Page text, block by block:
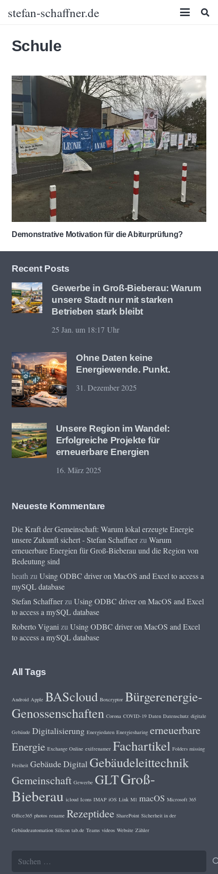
stefan-schaffner.de
Schule
Demonstrative Motivation für die Abiturprüfung?
Recent Posts
Gewerbe in Groß-Bieberau: Warum
unsere Stadt nur mit starken
Betrieben stark bleibt
25 Jan. um 18:17 Uhr
Ohne Daten keine
Energiewende. Punkt.
31. Dezember 2025
Unsere Region im Wandel:
Erfolgreiche Projekte für
erneuerbare Energien
16. März 2025
Neueste Kommentare
Die Kraft der Gemeinschaft: Warum lokal erzeugte Energie
unsere Zukunft sichert - Stefan SchaffnerzuWarum
erneuerbare Energien für Groß-Bieberau und die Region von
Bedeutung sind
heathzuUsing ODBC driver on MacOS and Excel to access a
mySQL database
Stefan SchaffnerzuUsing ODBC driver on MacOS and Excel
to access a mySQL database
Roberto ViganizuUsing ODBC driver on MacOS and Excel
to access a mySQL database
All Tags
Android Apple BAScloud Boxcryptor Bürgerenergie-
Genossenschaften Corona COVID-19 Daten Datenschutz digitale
Gebäude Digitalisierung Energiedaten Energiesharing erneuerbare
Energie Exchange Online exifrenamer Fachartikel Folders missing
Freiheit Gebäude Digital Gebäudeleittechnik
Gemeinschaft Gewerbe GLTGroß-
Bieberau icloud Icons IMAP iOS Link M1 macOS Microsoft 365
Office365 photos rename Rezeptidee SharePoint Sicherheit in der
Gebäudeautomation Silicon tab.de Teams videos Website Zähler
Suchen